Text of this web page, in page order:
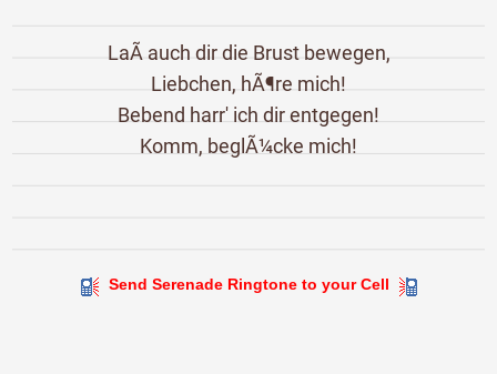
LaÃ auch dir die Brust bewegen,
Liebchen, hÃ¶re mich!
Bebend harr' ich dir entgegen!
Komm, beglÃ¼cke mich!
Send Serenade Ringtone to your Cell